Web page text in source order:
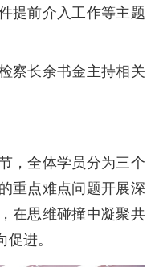
提前介入工作等主题
察长余书金主持相关
，全体学员分为三个
重点难点问题开展深
在思维碰撞中凝聚共
进。